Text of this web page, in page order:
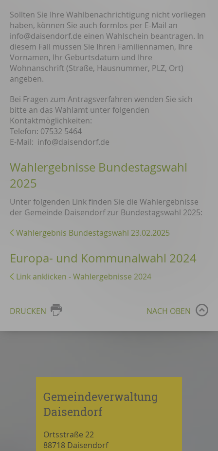
Sollten Sie Ihre Wahlbenachrichtigung nicht vorliegen
haben, können Sie auch formlos per E-Mail an
info@daisendorf.de einen Wahlschein beantragen. In
diesem Fall müssen Sie Ihren Familiennamen, Ihre
Vornamen, Ihr Geburtsdatum und Ihre
Wohnanschrift (Straße, Hausnummer, PLZ, Ort)
angeben.
Bei Fragen zum Antragsverfahren wenden Sie sich
bitte an das Wahlamt unter folgenden
Kontaktmöglichkeiten:
Telefon: 07532 5464
E-Mail: info@daisendorf.de
Wahlergebnisse Bundestagswahl
2025
Unter folgenden Link finden Sie die Wahlergebnisse
der Gemeinde Daisendorf zur Bundestagswahl 2025:
Wahlergebnis Bundestagswahl 23.02.2025
Europa- und Kommunalwahl 2024
Link anklicken - Wahlergebnisse 2024
DRUCKEN NACH OBEN
Gemeindeverwaltung
Daisendorf
Ortsstraße 22
88718 Daisendorf